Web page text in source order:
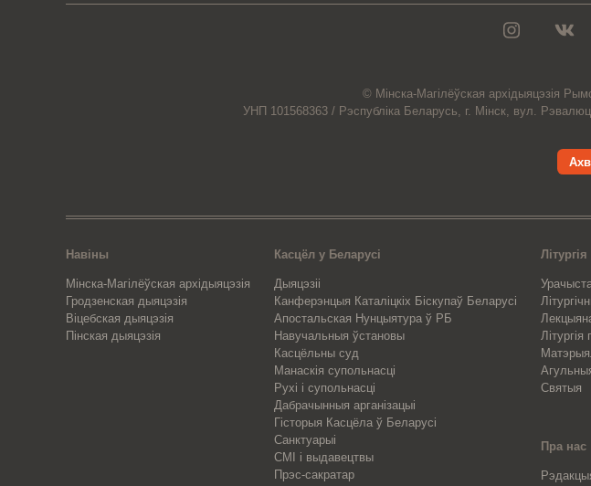
© Мiнска-Магiлёўская архiдыяцэзiя
УНП 101568363 / Рэспубліка Беларусь, г. Мінск, вул.
Навіны
Мінска-Магілёўская архідыяцэзія
Гродзенская дыяцэзія
Віцебская дыяцэзія
Пінская дыяцэзія
Касцёл у Беларусі
Дыяцэзіі
Канферэнцыя Каталіцкіх Біскупаў Беларусі
Апостальская Нунцыятура ў РБ
Навучальныя ўстановы
Касцёльны суд
Манаскія супольнасці
Рухі і супольнасці
Дабрачынныя арганізацыі
Гісторыя Касцёла ў Беларусі
Санктуарыі
СМІ і выдавецтвы
Прэс-сакратар
Літургія
Літургія
Святыя
Пра нас